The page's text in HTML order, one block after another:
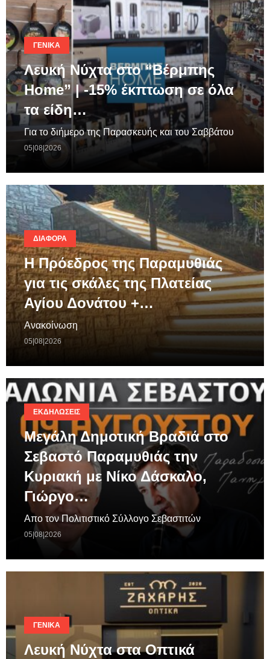
ΓΕΝΙΚΆ
Λευκή Νύχτα στο “Βέρμπης
Home” | -15% έκπτωση σε όλα
τα είδη…
Για το διήμερο της Παρασκευής και του Σαββάτου
05|08|2026
ΔΙΆΦΟΡΑ
Η Πρόεδρος της Παραμυθιάς
για τις σκάλες της Πλατείας
Αγίου Δονάτου +…
Ανακοίνωση
05|08|2026
ΕΚΔΗΛΏΣΕΙΣ
Μεγάλη Δημοτική Βραδιά στο
Σεβαστό Παραμυθιάς την
Κυριακή με Νίκο Δάσκαλο,
Γιώργο…
Απο τον Πολιτιστικό Σύλλογο Σεβαστιτών
05|08|2026
ΓΕΝΙΚΆ
Λευκή Νύχτα στα Οπτικά